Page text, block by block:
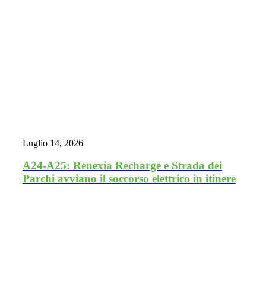
Luglio 14, 2026
A24-A25: Renexia Recharge e Strada dei
Parchi avviano il soccorso elettrico in itinere